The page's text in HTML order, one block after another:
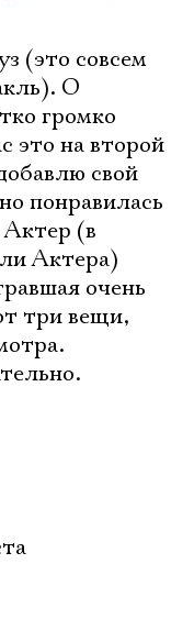
(это совсем
О
громко
это на второй
свой
понравилась
(в
Актера)
очень
три вещи,